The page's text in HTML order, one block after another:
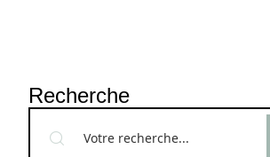
Recherche